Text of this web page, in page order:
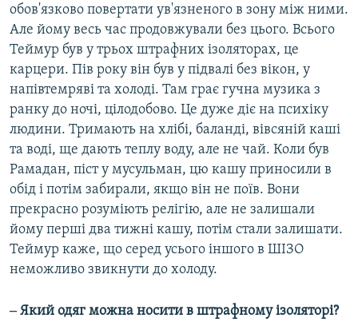
обов'язково повертати ув'язненого в зону між ними.
Але йому весь час продовжували без цього. Всього
Теймур був у трьох штрафних ізоляторах, це
карцери. Пів року він був у підвалі без вікон, у
напівтемряві та холоді. Там грає гучна музика з
ранку до ночі, цілодобово. Це дуже діє на психіку
людини. Тримають на хлібі, баланді, вівсяній каші
та воді, ще дають теплу воду, але не чай. Коли був
Рамадан, піст у мусульман, цю кашу приносили в
обід і потім забирали, якщо він не поїв. Вони
прекрасно розуміють релігію, але не залишали
йому перші два тижні кашу, потім стали залишати.
Теймур каже, що серед усього іншого в ШІЗО
неможливо звикнути до холоду.
‒ Який одяг можна носити в штрафному ізоляторі?